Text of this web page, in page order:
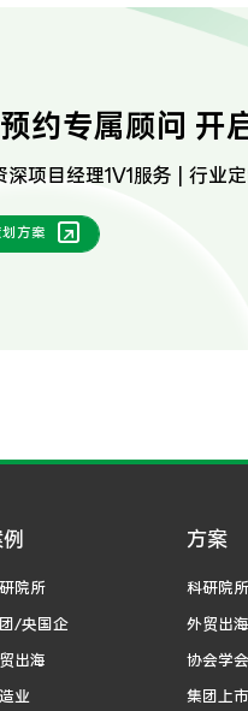
约专属顾问 开
深项目经理1V1服务 | 行业
方案
院所
/央国企
出海
业
方案
科研院
外贸出
协会学
集团上